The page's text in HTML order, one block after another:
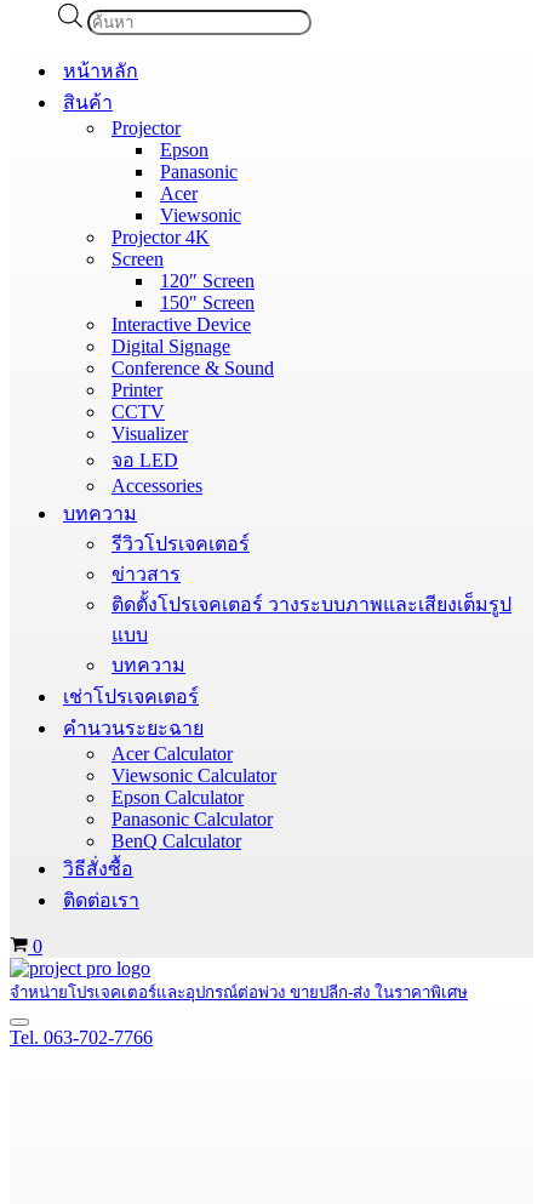
Products
search
หน้าหลัก
สินค้า
Projector
Epson
Panasonic
Acer
Viewsonic
Projector 4K
Screen
120″ Screen
150″ Screen
Interactive Device
Digital Signage
Conference & Sound
Printer
CCTV
Visualizer
จอ LED
Accessories
บทความ
รีวิวโปรเจคเตอร์
ข่าวสาร
ติดตั้งโปรเจคเตอร์ วางระบบภาพและเสียงเต็มรูป
แบบ
บทความ
เช่าโปรเจคเตอร์
คำนวนระยะฉาย
Acer Calculator
Viewsonic Calculator
Epson Calculator
Panasonic Calculator
BenQ Calculator
วิธีสั่งซื้อ
ติดต่อเรา
Cart
0
จำหน่ายโปรเจคเตอร์และอุปกรณ์ต่อพ่วง ขายปลีก-ส่ง ในราคาพิเศษ
Navigation
Menu
Tel. 063-702-7766